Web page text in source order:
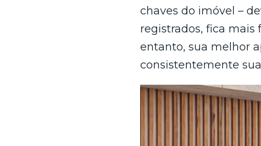
chaves do imóvel –
registrados, fica mais
entanto, sua melhor
consistentemente